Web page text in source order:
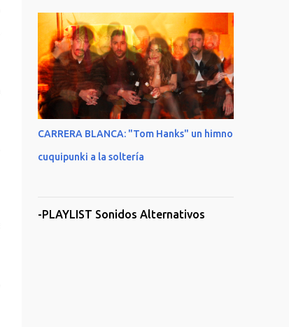
CARRERA BLANCA: "Tom Hanks" un himno
cuquipunki a la soltería
-PLAYLIST Sonidos Alternativos